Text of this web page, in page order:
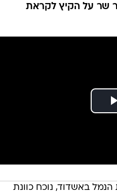
שר על הקיץ לקראת
באשדוד, נוכח כוונת